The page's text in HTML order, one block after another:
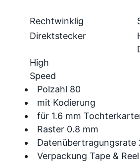
Polzahl 80
mit Kodierung
für 1.6 mm
Raster 0.8 mm
Datenübertragungsrate
Verpackung Tape & Reel
Rechtwinklig
Direktstecker
High
Speed